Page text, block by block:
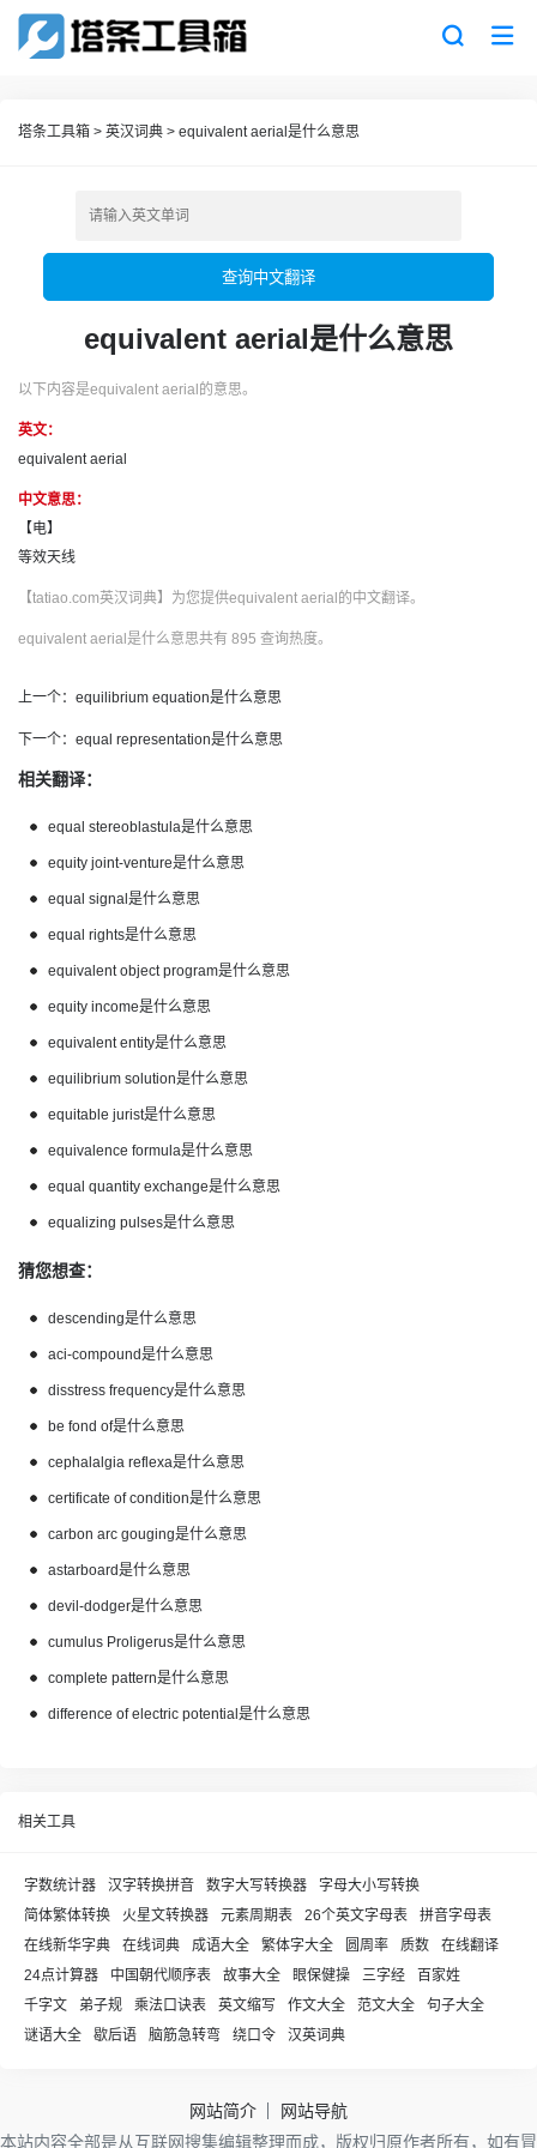
塔条工具箱 > 英汉词典 > equivalent aerial是什么意思
查询中文翻译
equivalent aerial是什么意思
以下内容是equivalent aerial的意思。
英文：
equivalent aerial
中文意思：
【电】
等效天线
【tatiao.com英汉词典】为您提供equivalent aerial的中文翻译。
equivalent aerial是什么意思共有 895 查询热度。
上一个： equilibrium equation是什么意思
下一个： equal representation是什么意思
相关翻译：
equal stereoblastula是什么意思
equity joint-venture是什么意思
equal signal是什么意思
equal rights是什么意思
equivalent object program是什么意思
equity income是什么意思
equivalent entity是什么意思
equilibrium solution是什么意思
equitable jurist是什么意思
equivalence formula是什么意思
equal quantity exchange是什么意思
equalizing pulses是什么意思
猜您想查：
descending是什么意思
aci-compound是什么意思
disstress frequency是什么意思
be fond of是什么意思
cephalalgia reflexa是什么意思
certificate of condition是什么意思
carbon arc gouging是什么意思
astarboard是什么意思
devil-dodger是什么意思
cumulus Proligerus是什么意思
complete pattern是什么意思
difference of electric potential是什么意思
相关工具
字数统计器 汉字转换拼音 数字大写转换器
字母大小写转换
简体繁体转换
火星文转换器 元素周期表 26个英文字母表
拼音字母表
在线新华字典
在线词典 成语大全 繁体字大全 圆周率 质数
在线翻译
24点计算器
中国朝代顺序表 故事大全 眼保健操 三字经
百家姓
千字文
弟子规 乘法口诀表 英文缩写 作文大全 范文大全
句子大全
谜语大全
歇后语 脑筋急转弯 绕口令 汉英词典
网站简介
网站导航
本站内容全部是从互联网搜集编辑整理而成，版权归原作者所有，如有冒